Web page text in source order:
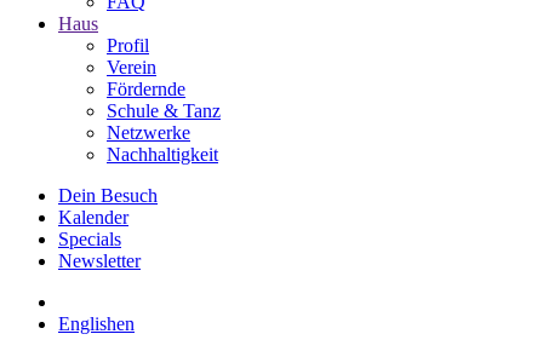
Haus
Profil
Verein
Fördernde
Schule & Tanz
Netzwerke
Nachhaltigkeit
Dein Besuch
Kalender
Specials
Newsletter
Englishen